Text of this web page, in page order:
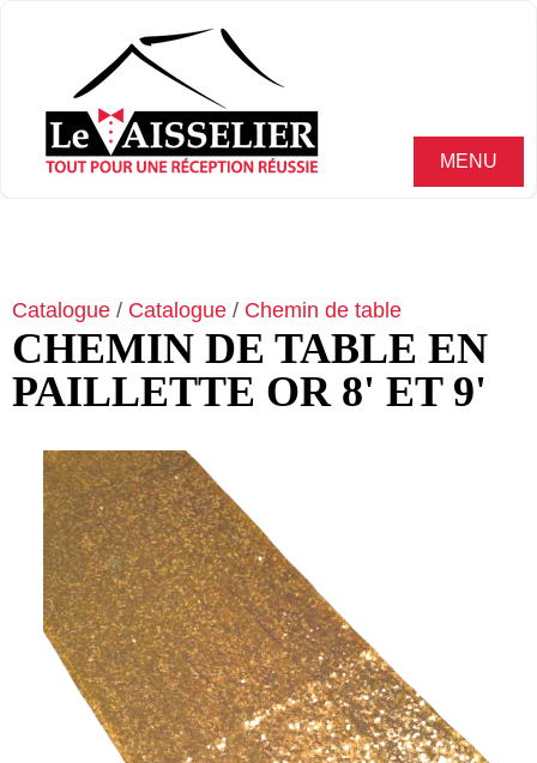
MENU
Catalogue / Catalogue / Chemin de table
CHEMIN DE TABLE EN
PAILLETTE OR 8' ET 9'